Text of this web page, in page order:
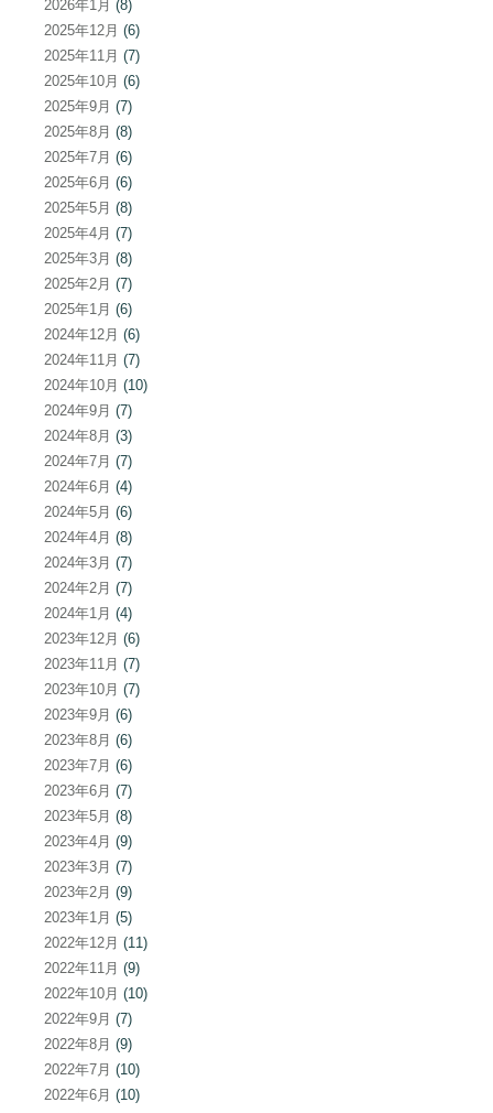
2026年1月 (8)
2025年12月 (6)
2025年11月 (7)
2025年10月 (6)
2025年9月 (7)
2025年8月 (8)
2025年7月 (6)
2025年6月 (6)
2025年5月 (8)
2025年4月 (7)
2025年3月 (8)
2025年2月 (7)
2025年1月 (6)
2024年12月 (6)
2024年11月 (7)
2024年10月 (10)
2024年9月 (7)
2024年8月 (3)
2024年7月 (7)
2024年6月 (4)
2024年5月 (6)
2024年4月 (8)
2024年3月 (7)
2024年2月 (7)
2024年1月 (4)
2023年12月 (6)
2023年11月 (7)
2023年10月 (7)
2023年9月 (6)
2023年8月 (6)
2023年7月 (6)
2023年6月 (7)
2023年5月 (8)
2023年4月 (9)
2023年3月 (7)
2023年2月 (9)
2023年1月 (5)
2022年12月 (11)
2022年11月 (9)
2022年10月 (10)
2022年9月 (7)
2022年8月 (9)
2022年7月 (10)
2022年6月 (10)